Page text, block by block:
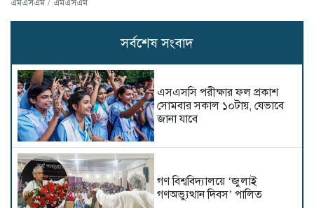
এমএসএম / এমএসএম
সর্বশেষ সংবাদ
এসএসসি পরীক্ষার ফল প্রকাশ
সোমবার সকাল ১০টায়, যেভাবে
জানা যাবে
গণ বিশ্ববিদ্যালয়ে ‘জুলাই
গণঅভ্যুত্থান দিবস’ পালিত